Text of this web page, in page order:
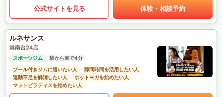
公式サイトを見る 体験・相談予約
ルネサンス
港南台24店
スポーツジム
駅から車で4分
プール付きジムに通いたい人
隙間時間を活用したい人
運動不足を解消したい人
ホットヨガを始めたい人
マットピラティスを始めたい人